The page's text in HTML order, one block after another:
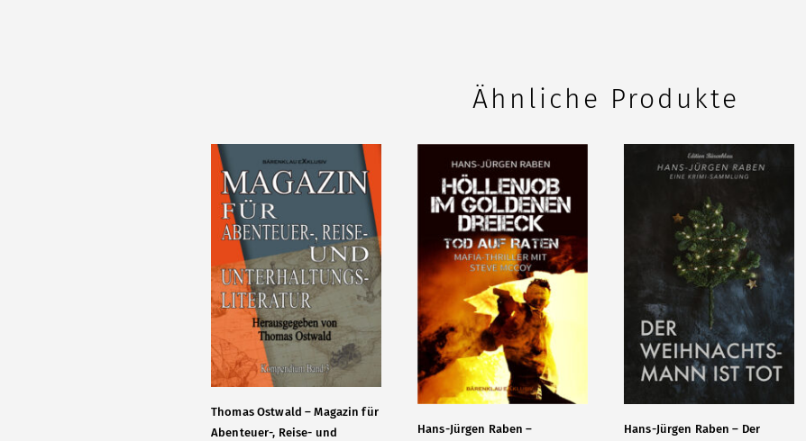
Ähnliche Produkte
Thomas Ostwald – Magazin für
Abenteuer-, Reise- und
Hans-Jürgen Raben –
Hans-Jürgen Raben – Der